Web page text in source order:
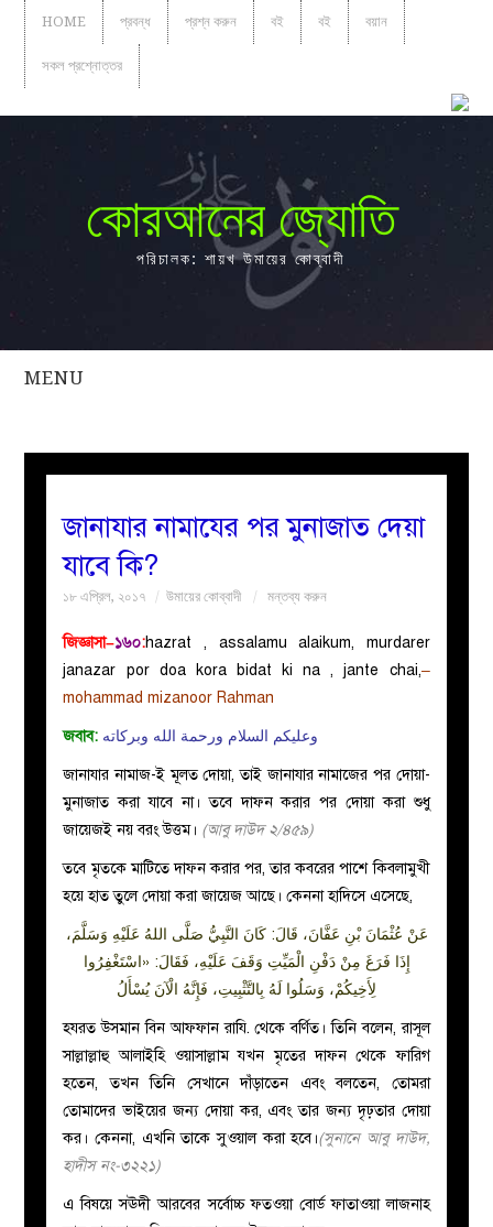
HOME প্রবন্ধ প্রশ্ন করুন বই বই বয়ান
সকল প্রশ্নোত্তর
কোরআনের জ্যোতি
পরিচালক: শায়খ উমায়ের কোব্বাদী
MENU
সকল
নারীদের
মজলিস
প্রশ্ন
করুন
জানাযার নামাযের পর মুনাজাত দেয়া
যাবে কি?
১৮ এপ্রিল, ২০১৭ উমায়ের কোব্বাদী মন্তব্য করুন
জিজ্ঞাসা–১৬০:hazrat , assalamu alaikum, murdarer
janazar por doa kora bidat ki na , jante chai,–
mohammad mizanoor Rahman
জবাব: وعليكم السلام ورحمة الله وبركاته
জানাযার নামাজ-ই মূলত দোয়া, তাই জানাযার নামাজের পর দোয়া-
মুনাজাত করা যাবে না। তবে দাফন করার পর দোয়া করা শুধু
জায়েজই নয় বরং উত্তম। (আবু দাউদ ২/৪৫৯)
তবে মৃতকে মাটিতে দাফন করার পর, তার কবরের পাশে কিবলামুখী
হয়ে হাত তুলে দোয়া করা জায়েজ আছে। কেননা হাদিসে এসেছে,
عَنْ عُثْمَانَ بْنِ عَفَّانَ، قَالَ: كَانَ النَّبِيُّ صَلَّى اللهُ عَلَيْهِ وَسَلَّمَ،
إِذَا فَرَغَ مِنْ دَفْنِ الْمَيِّتِ وَقَفَ عَلَيْهِ، فَقَالَ: «اسْتَغْفِرُوا
لِأَخِيكُمْ، وَسَلُوا لَهُ بِالتَّثْبِيتِ، فَإِنَّهُ الْآنَ يُسْأَلُ
হযরত উসমান বিন আফফান রাযি‏.‏ থেকে বর্ণিত। তিনি বলেন, রাসূল
সাল্লাল্লাহু আলাইহি ওয়াসাল্লাম যখন মৃতের দাফন থেকে ফারিগ
হতেন, তখন তিনি সেখানে দাঁড়াতেন এবং বলতেন, তোমরা
তোমাদের ভাইয়ের জন্য দোয়া কর, এবং তার জন্য দৃঢ়তার দোয়া
কর। কেননা, এখনি তাকে সুওয়াল করা হবে।(সুনানে আবু দাউদ,
হাদীস নং-৩২২১)
এ বিষয়ে সঊদী আরবের সর্বোচ্চ ফতওয়া বোর্ড ফাতাওয়া লাজনাহ